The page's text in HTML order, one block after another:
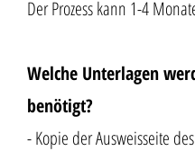
Der Prozess kann 1-4
Welche Unterlagen
benötigt?
- Kopie der Ausweisseite des